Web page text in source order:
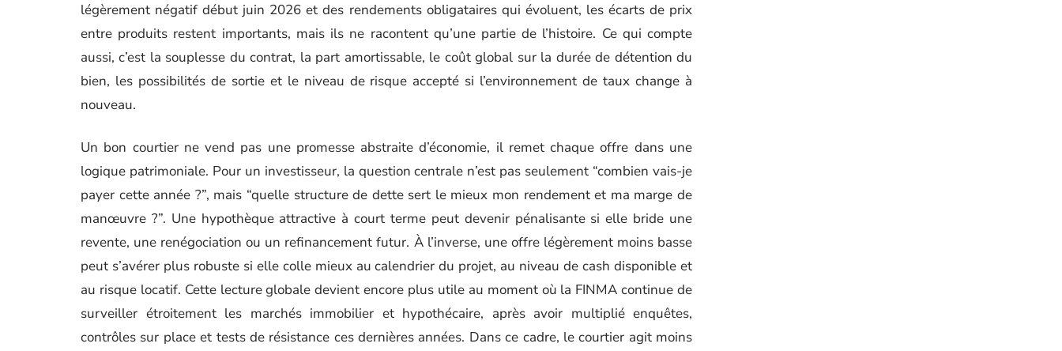
légèrement négatif début juin 2026 et des rendements obligataires qui évoluent, les écarts de prix
entre produits restent importants, mais ils ne racontent qu’une partie de l’histoire. Ce qui compte
aussi, c’est la souplesse du contrat, la part amortissable, le coût global sur la durée de détention du
bien, les possibilités de sortie et le niveau de risque accepté si l’environnement de taux change à
nouveau.
Un bon courtier ne vend pas une promesse abstraite d’économie, il remet chaque offre dans une
logique patrimoniale. Pour un investisseur, la question centrale n’est pas seulement “combien vais-je
payer cette année ?”, mais “quelle structure de dette sert le mieux mon rendement et ma marge de
manœuvre ?”. Une hypothèque attractive à court terme peut devenir pénalisante si elle bride une
revente, une renégociation ou un refinancement futur. À l’inverse, une offre légèrement moins basse
peut s’avérer plus robuste si elle colle mieux au calendrier du projet, au niveau de cash disponible et
au risque locatif. Cette lecture globale devient encore plus utile au moment où la FINMA continue de
surveiller étroitement les marchés immobilier et hypothécaire, après avoir multiplié enquêtes,
contrôles sur place et tests de résistance ces dernières années. Dans ce cadre, le courtier agit moins